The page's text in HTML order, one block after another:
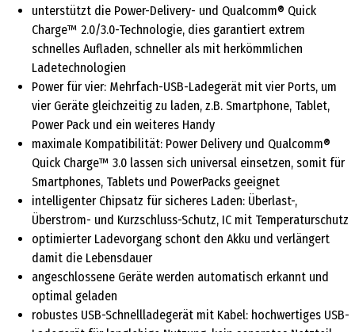
unterstützt die Power-Delivery- und Qualcomm® Quick
Charge™ 2.0/3.0-Technologie, dies garantiert extrem
schnelles Aufladen, schneller als mit herkömmlichen
Ladetechnologien
Power für vier: Mehrfach-USB-Ladegerät mit vier Ports, um
vier Geräte gleichzeitig zu laden, z.B. Smartphone, Tablet,
Power Pack und ein weiteres Handy
maximale Kompatibilität: Power Delivery und Qualcomm®
Quick Charge™ 3.0 lassen sich universal einsetzen, somit für
Smartphones, Tablets und PowerPacks geeignet
intelligenter Chipsatz für sicheres Laden: Überlast-,
Überstrom- und Kurzschluss-Schutz, IC mit Temperaturschutz
optimierter Ladevorgang schont den Akku und verlängert
damit die Lebensdauer
angeschlossene Geräte werden automatisch erkannt und
optimal geladen
robustes USB-Schnellladegerät mit Kabel: hochwertiges USB-